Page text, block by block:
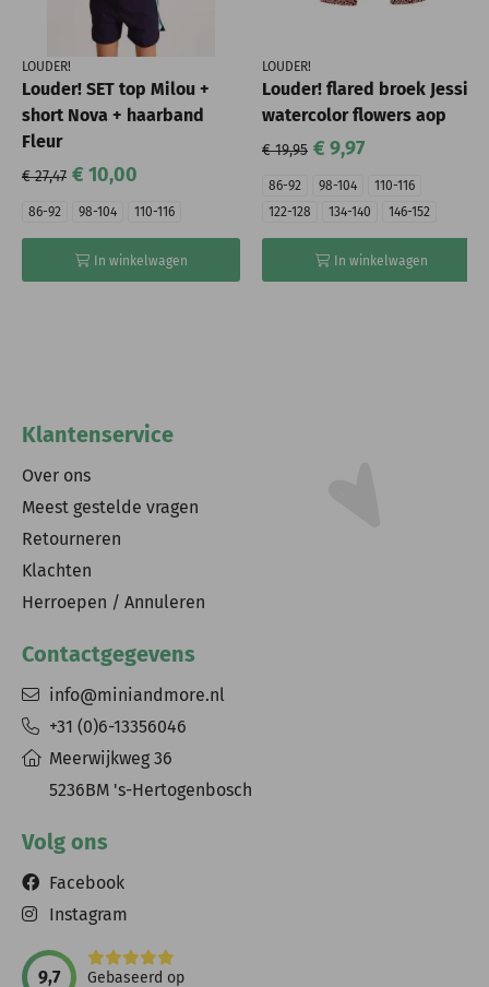
LOUDER!
Louder! SET top Milou +
short Nova + haarband
Fleur
€ 27,47 € 10,00
86-92 98-104 110-116
In winkelwagen
LOUDER!
Louder! flared broek Jessie
watercolor flowers aop
€ 19,95 € 9,97
86-92 98-104
110-116
122-128
134-140 146-152
In winkelwagen
Klantenservice
Over ons
Meest gestelde vragen
Retourneren
Klachten
Herroepen / Annuleren
Contactgegevens
info@miniandmore.nl
+31 (0)6-13356046
Meerwijkweg 36
5236BM 's-Hertogenbosch
Volg ons
Facebook
Instagram
9,7 Gebaseerd op